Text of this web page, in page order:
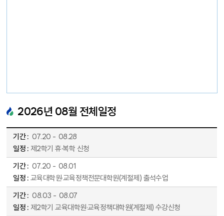
2026년 08월 전체일정
07.20 - 08.28
제2학기 휴·복학 신청
07.20 - 08.01
교육대학원·교육정책전문대학원(계절제) 출석수업
08.03 - 08.07
제2학기 교육대학원·교육정책대학원(계절제) 수강신청